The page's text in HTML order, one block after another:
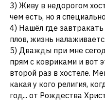
3) Живу в недорогом
чем есть, но я
4) Нашёл где
плов, жизнь
5) Дважды при мне
прям с ковриками и вот
второй раз в хостеле.
какая у кого религия,
год... от Рождества